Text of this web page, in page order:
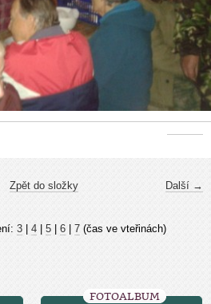
Další →
Zpět do složky
3 4 5 6 7 (čas ve vteřinách)
FOTOALBUM